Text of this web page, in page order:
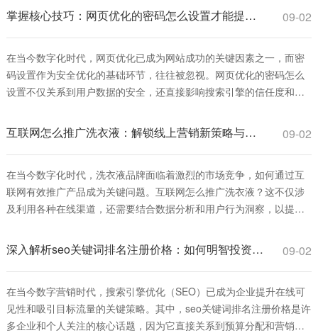
期、可持续的流量；而网络推广则是一个更广泛的术语，涵盖多种付
费和免费手段，如社交媒体广告、电
掌握核心技巧：网页优化的密码怎么设置才能提升安全与排名 09-02
在当今数字化时代，网页优化已成为网站成功的关键因素之一，而密
码设置作为安全优化的基础环节，往往被忽视。网页优化的密码怎么
设置不仅关系到用户数据的安全，还直接影响搜索引擎的信任度和排
险，从而提升网站的整体性能和用户体验。本文将深入探讨网页优化
的密码怎么设置的最佳实践，帮助您从安全角度
互联网怎么推广洗衣液：解锁线上营销新策略与实战指南 09-02
在当今数字化时代，洗衣液品牌面临着激烈的市场竞争，如何通过互
联网有效推广产品成为关键问题。互联网怎么推广洗衣液？这不仅涉
及利用各种在线渠道，还需要结合数据分析和用户行为洞察，以提升
方法和实战技巧，帮助品牌在线上市场中脱颖而出。 首先，互联网怎
么推广洗衣液的基础是建立一个强大的线上
深入解析seo关键词排名注册价格：如何明智投资并获取高回报 09-02
在当今数字营销时代，搜索引擎优化（SEO）已成为企业提升在线可
见性和吸引目标流量的关键策略。其中，seo关键词排名注册价格是许
多企业和个人关注的核心话题，因为它直接关系到预算分配和营销效